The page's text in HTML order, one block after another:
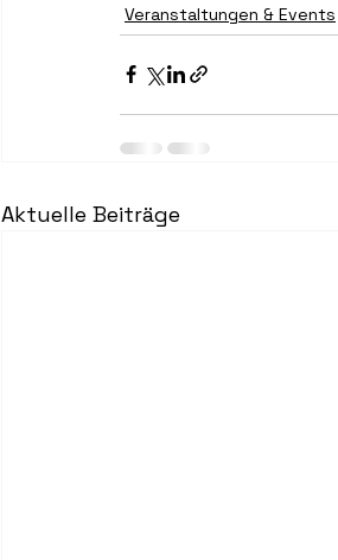
Veranstaltungen & Events
Aktuelle Beiträge